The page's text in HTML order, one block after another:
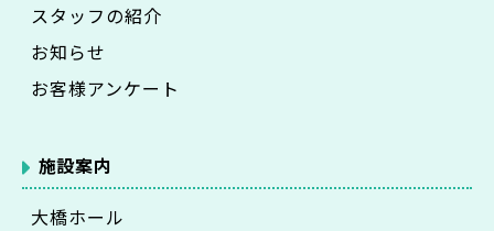
スタッフの紹介
お知らせ
お客様アンケート
施設案内
大橋ホール